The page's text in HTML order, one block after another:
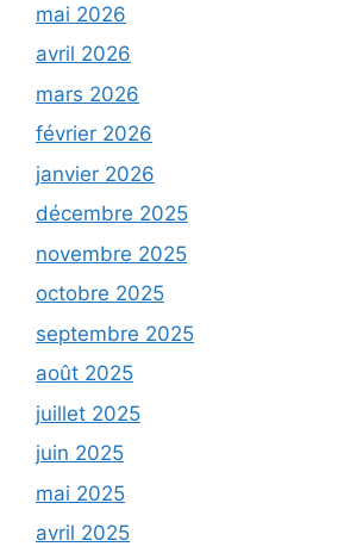
mai 2026
avril 2026
mars 2026
février 2026
janvier 2026
décembre 2025
novembre 2025
octobre 2025
septembre 2025
août 2025
juillet 2025
juin 2025
mai 2025
avril 2025